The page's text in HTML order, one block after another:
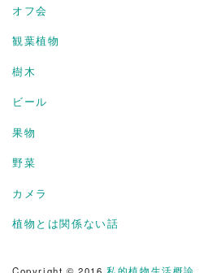
オフ会
観葉植物
樹木
ビール
果物
野菜
カメラ
植物とは関係ない話